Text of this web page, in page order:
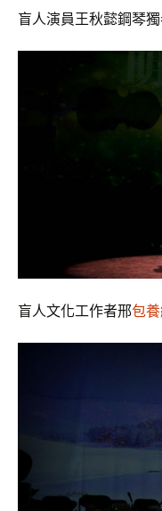
盲人演員王秋懿鋼琴獨
盲人文化工作者邢包